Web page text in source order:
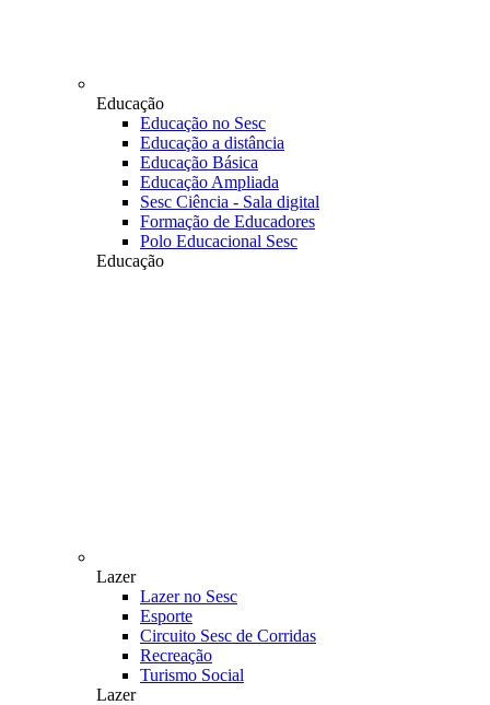
Educação
Educação no Sesc
Educação a distância
Educação Básica
Educação Ampliada
Sesc Ciência - Sala digital
Formação de Educadores
Polo Educacional Sesc
Educação
Lazer
Lazer no Sesc
Esporte
Circuito Sesc de Corridas
Recreação
Turismo Social
Lazer